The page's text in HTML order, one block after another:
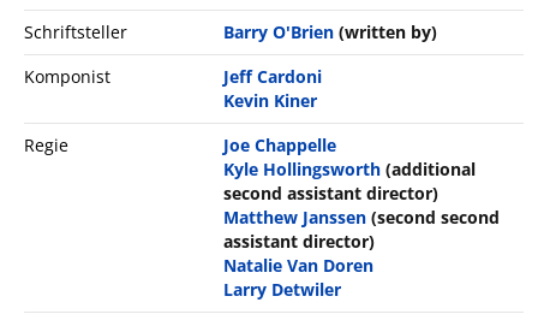
Schriftsteller
Barry O'Brien (written by)
Komponist
Jeff Cardoni
Kevin Kiner
Regie
Joe Chappelle
Kyle Hollingsworth (additional
second assistant director)
Matthew Janssen (second second
assistant director)
Natalie Van Doren
Larry Detwiler